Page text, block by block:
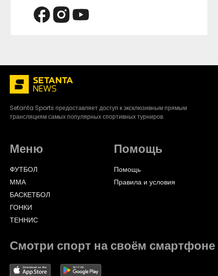
Setanta Sports предоставляет доступ к эксклюзивным прямым
трансляциям самых популярных спортивных турниров.
Меню
ФУТБОЛ
ММА
БАСКЕТБОЛ
ГОНКИ
ТЕННИС
Помощь
Помощь
Правила и условия
Смотри спорт на своём смартфоне